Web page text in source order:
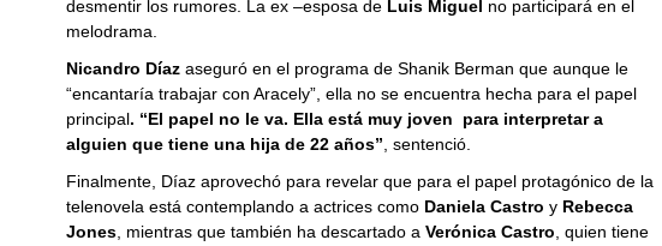
desmentir los rumores. La ex –esposa de Luis Miguel no participará en el
melodrama.
Nicandro Díazaseguró en el programa de Shanik Berman que aunque le
“encantaría trabajar con Aracely”, ella no se encuentra hecha para el papel
principal. “El papel no le va. Ella está muy joven para interpretar a
alguien que tiene una hija de 22 años” , sentenció.
Finalmente, Díaz aprovechó para revelar que para el papel protagónico de la
telenovela está contemplando a actrices como Daniela Castro y Rebecca
Jones, mientras que también ha descartado a Verónica Castro , quien tiene